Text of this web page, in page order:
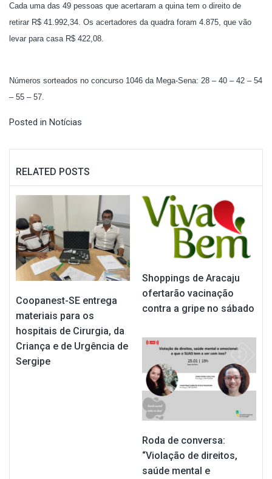
Cada uma das 49 pessoas que acertaram a quina tem o direito de
retirar R$ 41.992,34. Os acertadores da quadra foram 4.875, que vão
levar para casa R$ 422,08.
Números sorteados no concurso 1046 da Mega-Sena: 28 – 40 – 42 – 54
– 55 – 57.
Posted in Notícias
RELATED POSTS
Coopanest-SE entrega
materiais para os
hospitais de Cirurgia, da
Criança e de Urgência de
Sergipe
Shoppings de Aracaju
ofertarão vacinação
contra a gripe no sábado
Roda de conversa:
“Violação de direitos,
saúde mental e